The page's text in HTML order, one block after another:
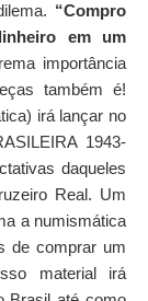
“Compro
em um
importância
também é!
irá lançar no
1943-
daqueles
Real. Um
a numismática
de comprar um
material irá